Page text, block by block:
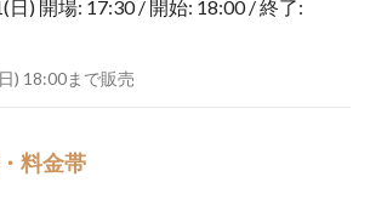
日) 開場: 17:30 / 開始: 18:00 / 終了:
) 18:00まで販売
料金帯